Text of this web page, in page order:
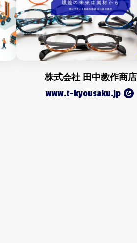
株式会社 田中教作商店
www.t-kyousaku.jp